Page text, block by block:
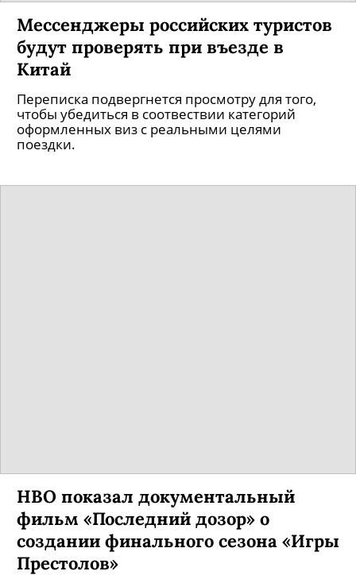
Мессенджеры российских туристов
будут проверять при въезде в
Китай
Переписка подвергнется просмотру для того,
чтобы убедиться в соотвествии категорий
оформленных виз с реальными целями
поездки.
HBO показал документальный
фильм «Последний дозор» о
создании финального сезона «Игры
Престолов»